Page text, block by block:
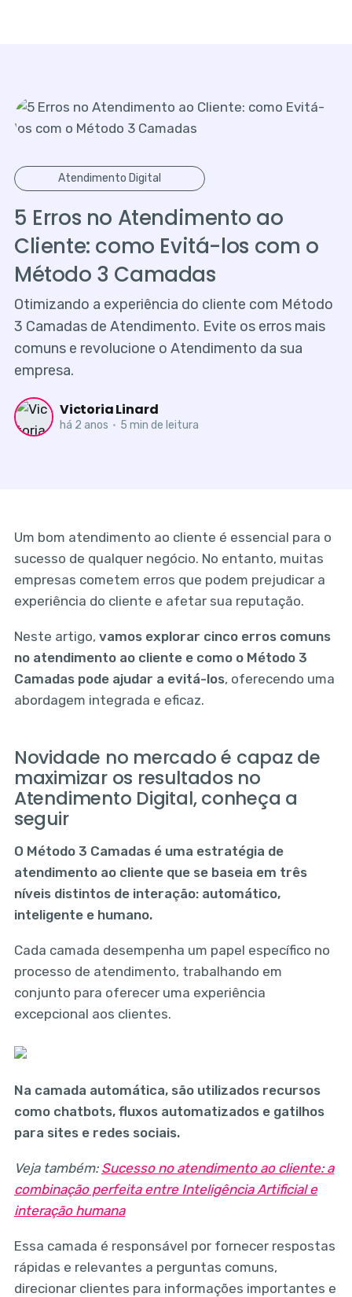
Atendimento Digital
5 Erros no Atendimento ao
Cliente: como Evitá-los com o
Método 3 Camadas
Otimizando a experiência do cliente com Método
3 Camadas de Atendimento. Evite os erros mais
comuns e revolucione o Atendimento da sua
empresa.
Victoria Linard
há 2 anos • 5 min de leitura
Um bom atendimento ao cliente é essencial para o
sucesso de qualquer negócio. No entanto, muitas
empresas cometem erros que podem prejudicar a
experiência do cliente e afetar sua reputação.
Neste artigo, vamos explorar cinco erros comuns
no atendimento ao cliente e como o Método 3
Camadas pode ajudar a evitá-los, oferecendo uma
abordagem integrada e eficaz.
Novidade no mercado é capaz de
maximizar os resultados no
Atendimento Digital, conheça a
seguir
O Método 3 Camadas é uma estratégia de
atendimento ao cliente que se baseia em três
níveis distintos de interação: automático,
inteligente e humano.
Cada camada desempenha um papel específico no
processo de atendimento, trabalhando em
conjunto para oferecer uma experiência
excepcional aos clientes.
Na camada automática, são utilizados recursos
como chatbots, fluxos automatizados e gatilhos
para sites e redes sociais.
Veja também: Sucesso no atendimento ao cliente: a
combinação perfeita entre Inteligência Artificial e
interação humana
Essa camada é responsável por fornecer respostas
rápidas e relevantes a perguntas comuns,
direcionar clientes para informações importantes e